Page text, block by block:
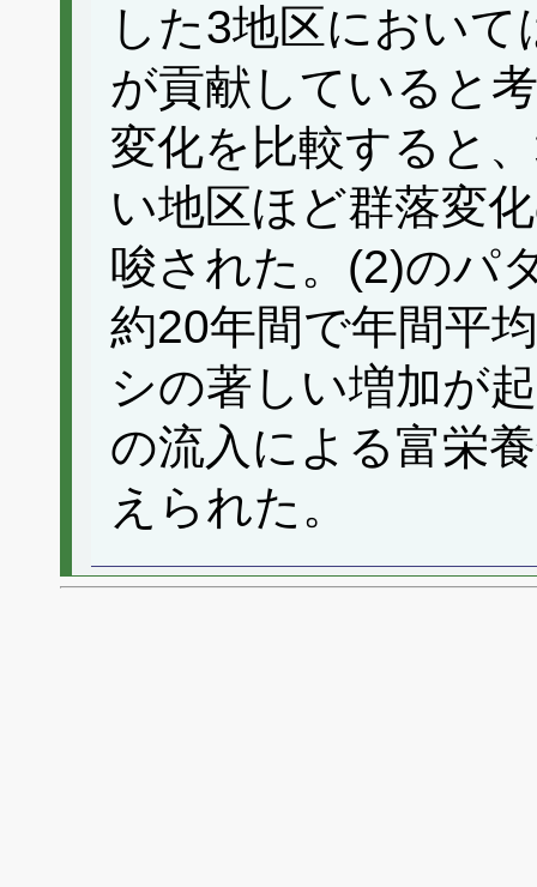
した3地区におい
が貢献していると
変化を比較すると
い地区ほど群落変
唆された。(2)のパ
約20年間で年間平
シの著しい増加が
の流入による富栄
えられた。